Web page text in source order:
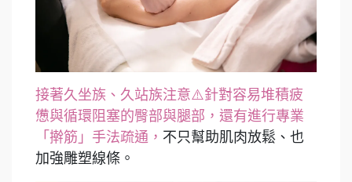
接著久坐族、久站族注意⚠️針對容易堆積疲
憊與循環阻塞的臀部與腿部，還有進行專業
「擀筋」手法疏通， 不只幫助肌肉放鬆、也
加強雕塑線條。